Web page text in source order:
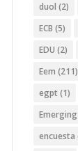
duol (2)
ECB (5)
EDU (2)
Eem (211)
egpt (1)
encuesta